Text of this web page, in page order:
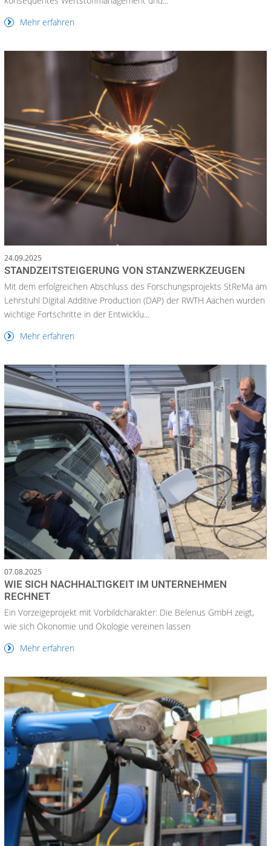
Mehr erfahren
24.09.2025
STANDZEITSTEIGERUNG VON STANZWERKZEUGEN
Mit dem erfolgreichen Abschluss des Forschungsprojekts StReMa am
Lehrstuhl Digital Additive Production (DAP) der RWTH Aachen wurden
wichtige Fortschritte in der Entwicklu...
Mehr erfahren
07.08.2025
WIE SICH NACHHALTIGKEIT IM UNTERNEHMEN
RECHNET
Ein Vorzeigeprojekt mit Vorbildcharakter: Die Belenus GmbH zeigt,
wie sich Ökonomie und Ökologie vereinen lassen
Mehr erfahren